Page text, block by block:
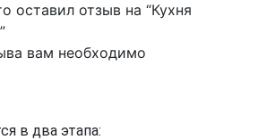
оставил отзыв на “Кухня
вам необходимо
в два этапа: